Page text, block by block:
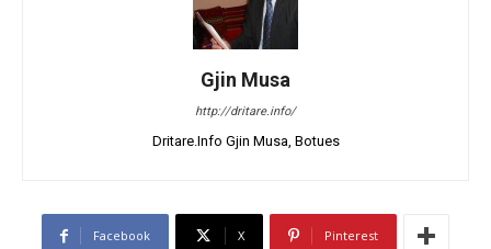
Gjin Musa
http://dritare.info/
Dritare.Info Gjin Musa, Botues
Facebook X Pinterest